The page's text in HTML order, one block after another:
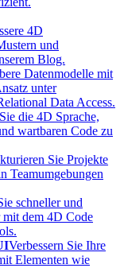
4D
und
Blog.
Datenmodelle mit
unter
Data Access.
die 4D Sprache,
wartbaren Code zu
Sie Projekte
Teamumgebungen
schneller und
mit dem 4D Code
Verbessern Sie Ihre
Elementen wie